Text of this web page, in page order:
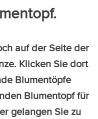
auf der Seite der
Klicken Sie dort
Blumentöpfe
Blumentopf für
gelangen Sie zu